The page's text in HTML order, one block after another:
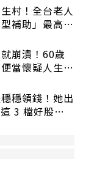
村！全台老人
補助」最高打
崩潰！60歲
當懷疑人生
穩領錢！她出
3 檔好股：